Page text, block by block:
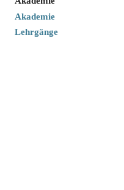
Akademie
Lehrgänge